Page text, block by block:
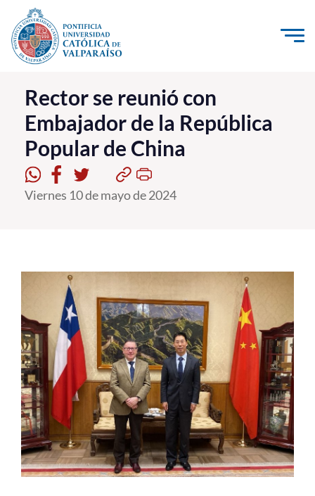
Click acá para ir directamente al contenido
La Universidad
Investigación, Creación e Innovación
PUCV Internacional
Vinculación con el Medio
Formación Continua
Estudiantes
Académicos
Funcionarios
Alumni
Rector se reunió con
Embajador de la República
Popular de China
Viernes 10 de mayo de 2024